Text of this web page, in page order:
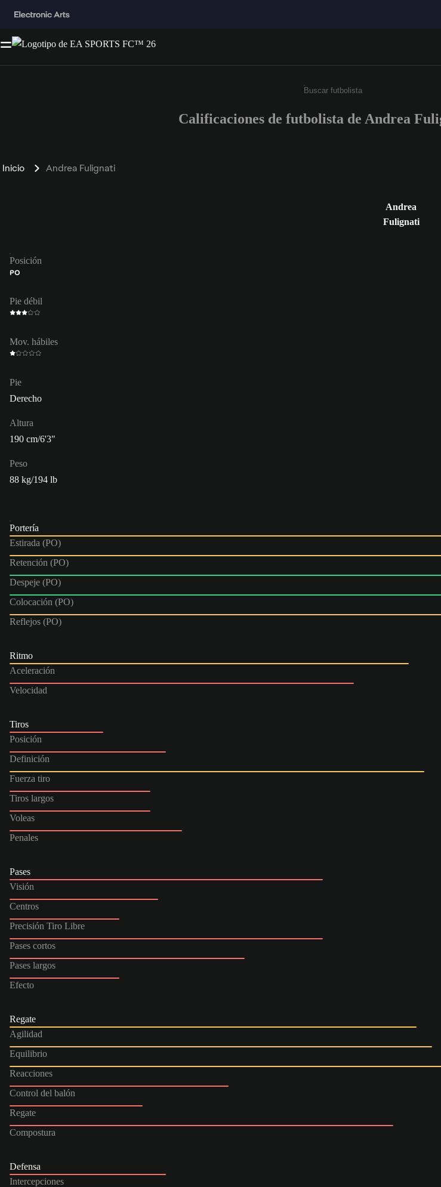
Ingresa un mínimo de 3
Calificaciones de futbolista de Andrea
Inicio Andrea Fulignati
Andrea
Fulignati
Posición
PO
Pie débil
Mov. hábiles
Pie
Derecho
Altura
190 cm/6'3"
Peso
88 kg/194 lb
Portería
Estirada (PO)
Retención (PO)
Despeje (PO)
Colocación (PO)
Reflejos (PO)
Ritmo
Aceleración
Velocidad
Tiros
Posición
Definición
Fuerza tiro
Tiros largos
Voleas
Penales
Pases
Visión
Centros
Precisión Tiro Libre
Pases cortos
Pases largos
Efecto
Regate
Agilidad
Equilibrio
Reacciones
Control del balón
Regate
Compostura
Defensa
Intercepciones